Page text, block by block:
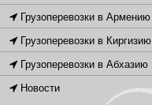
Грузоперевозки в Армению
Грузоперевозки в Киргизию
Грузоперевозки в Абхазию
Новости